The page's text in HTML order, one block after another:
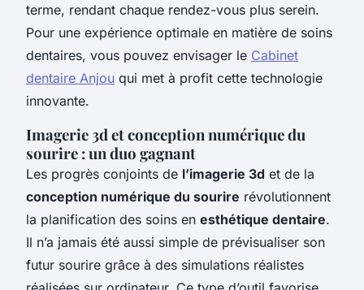
terme, rendant chaque rendez-vous plus serein.
Pour une expérience optimale en matière de soins
dentaires, vous pouvez envisager le Cabinet
dentaire Anjou qui met à profit cette technologie
innovante.
Imagerie 3d et conception numérique du
sourire : un duo gagnant
Les progrès conjoints de l’imagerie 3d et de la
conception numérique du sourire révolutionnent
la planification des soins en esthétique dentaire.
Il n’a jamais été aussi simple de prévisualiser son
futur sourire grâce à des simulations réalistes